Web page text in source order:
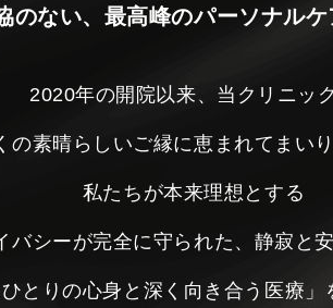
のない、最高峰のパーソナル
2020年の開院以来、当クリニッ
の素晴らしいご縁に恵まれてまい
私たちが本来理想とする
バシーが完全に守られた、静寂と
ひとりの心身と深く向き合う医療